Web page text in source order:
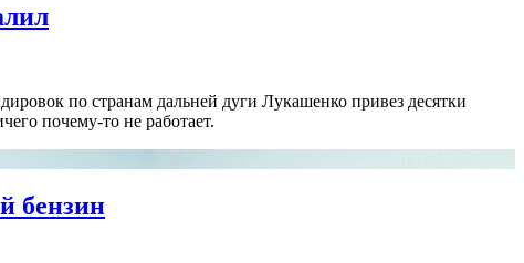
по странам дальней дуги Лукашенко привез десятки
почему-то не работает.
бензин